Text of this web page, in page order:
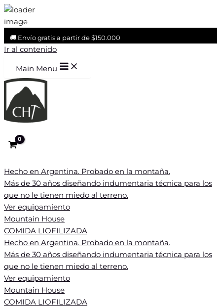
💳 3 cuotas sin interés a partir de $300.000
🚚 Envío gratis a partir de $150.000
Ir al contenido
Main Menu
Hecho en Argentina. Probado en la montaña.
Más de 30 años diseñando indumentaria técnica para los
que no le tienen miedo al terreno.
Ver equipamiento
Mountain House
COMIDA LIOFILIZADA
Hecho en Argentina. Probado en la montaña.
Más de 30 años diseñando indumentaria técnica para los
que no le tienen miedo al terreno.
Ver equipamiento
Mountain House
COMIDA LIOFILIZADA